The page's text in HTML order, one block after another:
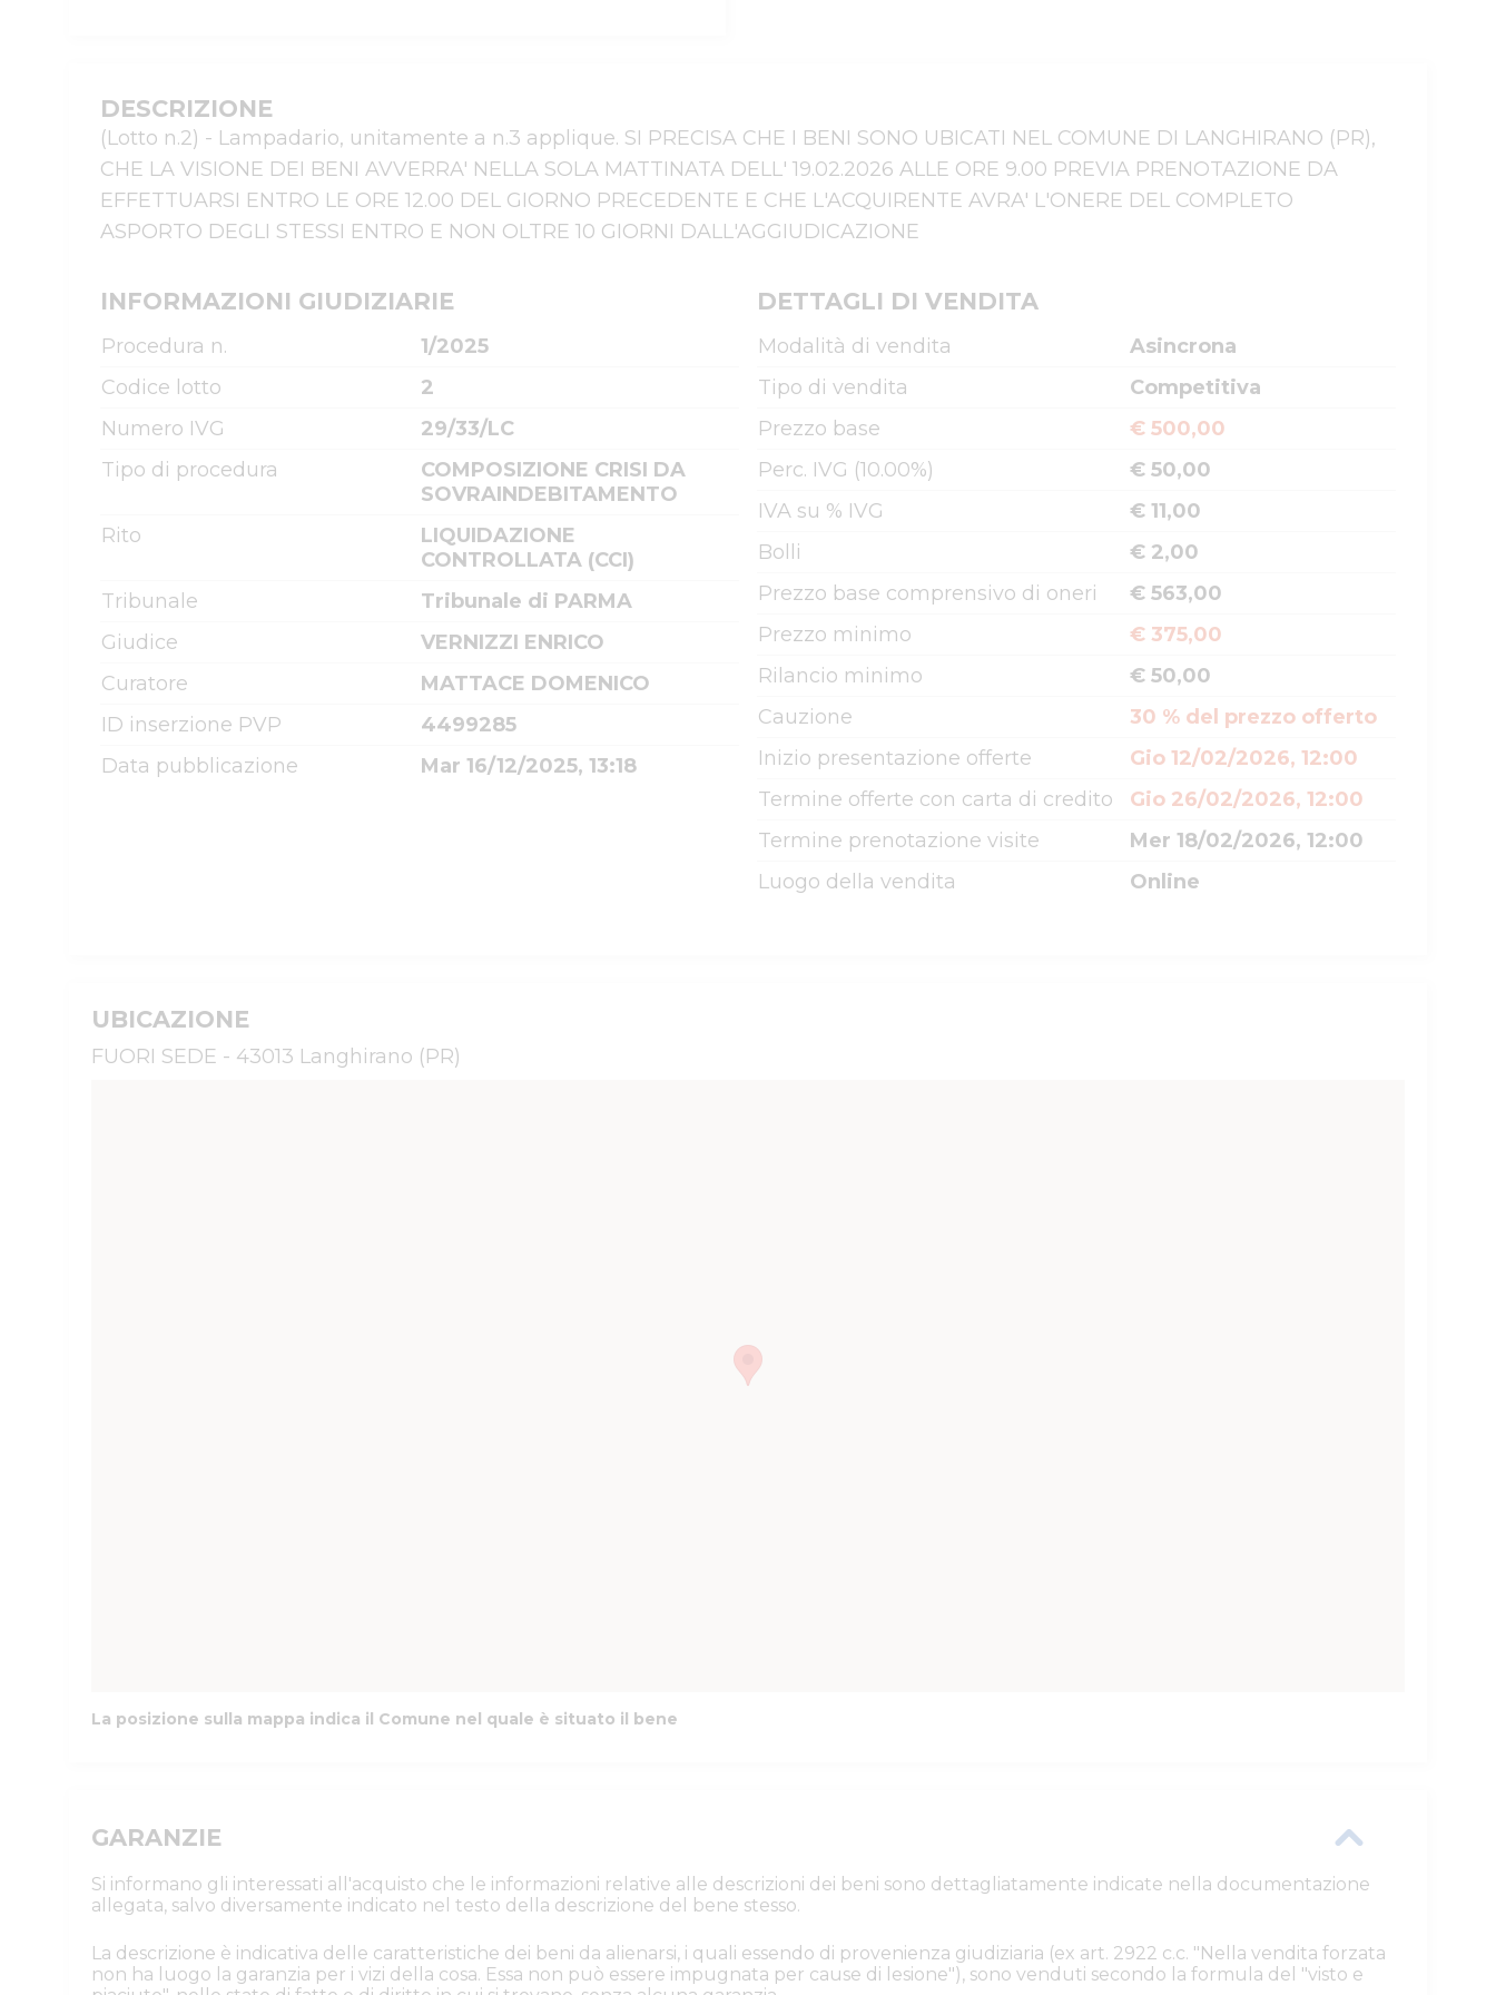
DESCRIZIONE
(Lotto n.2) - Lampadario, unitamente a n.3 applique. SI PRECISA CHE I BENI SONO UBICATI NEL COMUNE DI LANGHIRANO (PR),
CHE LA VISIONE DEI BENI AVVERRA' NELLA SOLA MATTINATA DELL' 19.02.2026 ALLE ORE 9.00 PREVIA PRENOTAZIONE DA
EFFETTUARSI ENTRO LE ORE 12.00 DEL GIORNO PRECEDENTE E CHE L'ACQUIRENTE AVRA' L'ONERE DEL COMPLETO
ASPORTO DEGLI STESSI ENTRO E NON OLTRE 10 GIORNI DALL'AGGIUDICAZIONE
INFORMAZIONI GIUDIZIARIE
Procedura n.
1/2025
Codice lotto
2
Numero IVG
29/33/LC
Tipo di procedura
COMPOSIZIONE CRISI DA
SOVRAINDEBITAMENTO
Rito
LIQUIDAZIONE
CONTROLLATA (CCI)
Tribunale
Tribunale di PARMA
Giudice
VERNIZZI ENRICO
Curatore
MATTACE DOMENICO
ID inserzione PVP
4499285
Data pubblicazione
Mar 16/12/2025, 13:18
DETTAGLI DI VENDITA
Modalità di vendita
Asincrona
Tipo di vendita
Competitiva
Prezzo base
€ 500,00
Perc. IVG (10.00%)
€ 50,00
IVA su % IVG
€ 11,00
Bolli
€ 2,00
Prezzo base comprensivo di oneri
€ 563,00
Prezzo minimo
€ 375,00
Rilancio minimo
€ 50,00
Cauzione
30 % del prezzo offerto
Inizio presentazione offerte
Gio 12/02/2026, 12:00
Termine offerte con carta di credito
Gio 26/02/2026, 12:00
Termine prenotazione visite
Mer 18/02/2026, 12:00
Luogo della vendita
Online
UBICAZIONE
FUORI SEDE - 43013 Langhirano (PR)
La posizione sulla mappa indica il Comune nel quale è situato il bene
GARANZIE
Si informano gli interessati all'acquisto che le informazioni relative alle descrizioni dei beni sono dettagliatamente indicate nella documentazione
allegata, salvo diversamente indicato nel testo della descrizione del bene stesso.
La descrizione è indicativa delle caratteristiche dei beni da alienarsi, i quali essendo di provenienza giudiziaria (ex art. 2922 c.c. "Nella vendita forzata
non ha luogo la garanzia per i vizi della cosa. Essa non può essere impugnata per cause di lesione"), sono venduti secondo la formula del "visto e